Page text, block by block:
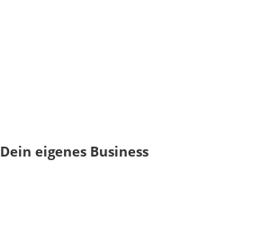
Dein eigenes Business